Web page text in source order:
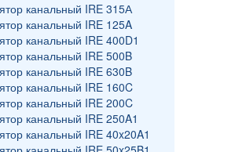
канальный IRE 315А
канальный IRE 125A
канальный IRE 400D1
канальный IRE 500B
канальный IRE 630B
канальный IRE 160C
канальный IRE 200C
канальный IRE 250A1
канальный IRE 40x20A1